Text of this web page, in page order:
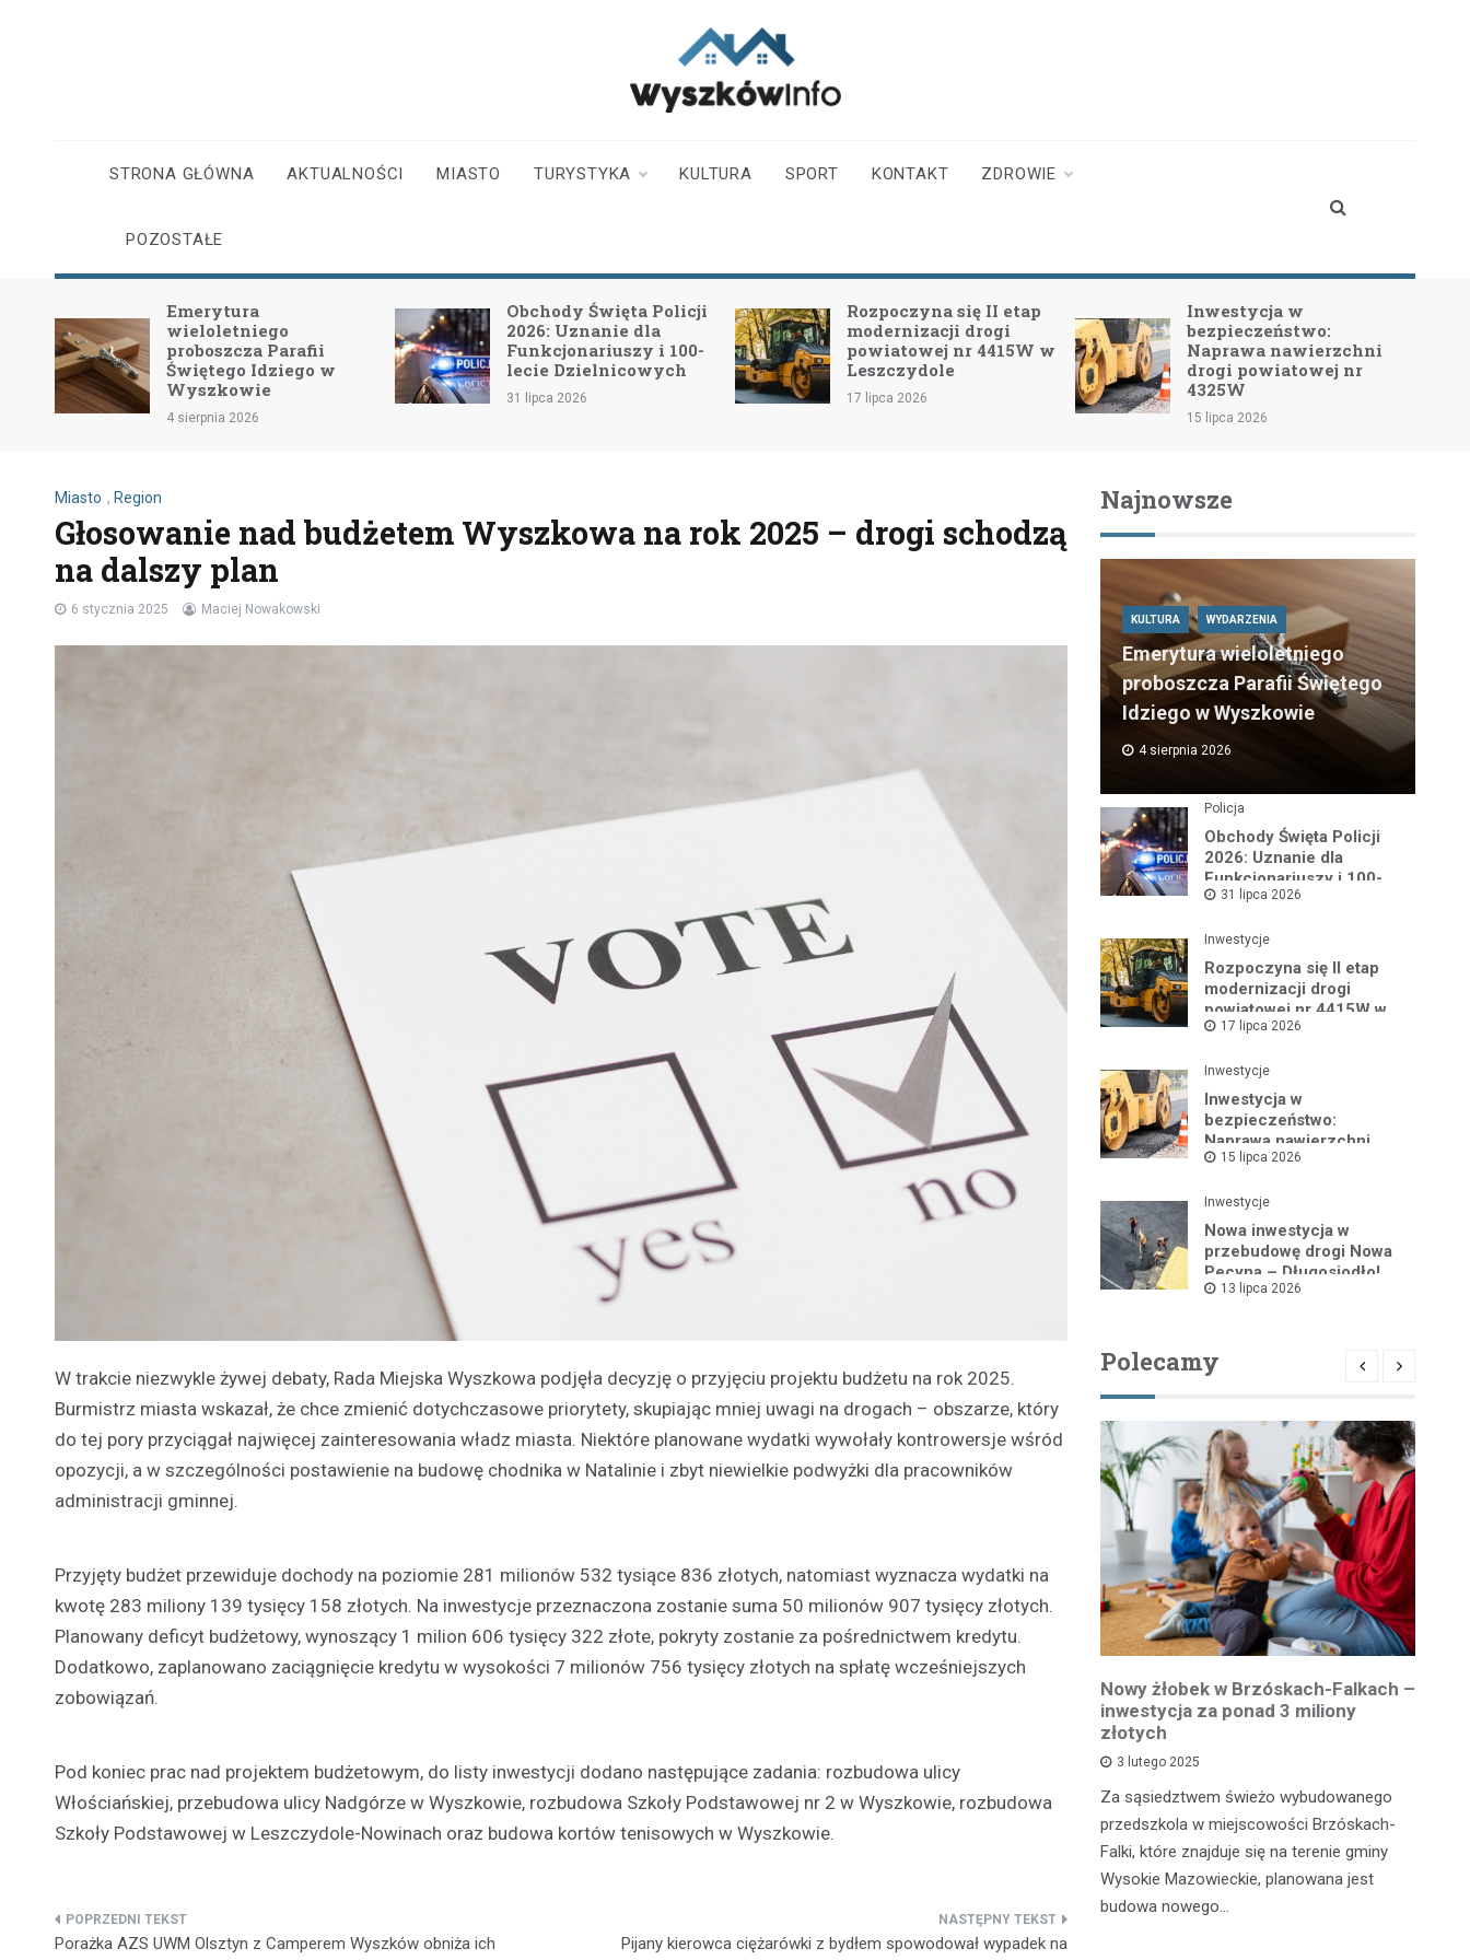
STRONA GŁÓWNA AKTUALNOŚCI MIASTO TURYSTYKA KULTURA SPORT KONTAKT ZDROWIE
POZOSTAŁE
Emerytura
wieloletniego
proboszcza Parafii
Świętego Idziego w
Wyszkowie
4 sierpnia 2026
Obchody Święta Policji
2026: Uznanie dla
Funkcjonariuszy i 100-
lecie Dzielnicowych
31 lipca 2026
Rozpoczyna się II etap
modernizacji drogi
powiatowej nr 4415W w
Leszczydole
17 lipca 2026
Inwestycja w
bezpieczeństwo:
Naprawa nawierzchni
drogi powiatowej nr
4325W
15 lipca 2026
Miasto , Region
Głosowanie nad budżetem Wyszkowa na rok 2025 – drogi schodzą
na dalszy plan
6 stycznia 2025 Maciej Nowakowski
W trakcie niezwykle żywej debaty, Rada Miejska Wyszkowa podjęła decyzję o przyjęciu projektu budżetu na rok 2025.
Burmistrz miasta wskazał, że chce zmienić dotychczasowe priorytety, skupiając mniej uwagi na drogach – obszarze, który
do tej pory przyciągał najwięcej zainteresowania władz miasta. Niektóre planowane wydatki wywołały kontrowersje wśród
opozycji, a w szczególności postawienie na budowę chodnika w Natalinie i zbyt niewielkie podwyżki dla pracowników
administracji gminnej.
Przyjęty budżet przewiduje dochody na poziomie 281 milionów 532 tysiące 836 złotych, natomiast wyznacza wydatki na
kwotę 283 miliony 139 tysięcy 158 złotych. Na inwestycje przeznaczona zostanie suma 50 milionów 907 tysięcy złotych.
Planowany deficyt budżetowy, wynoszący 1 milion 606 tysięcy 322 złote, pokryty zostanie za pośrednictwem kredytu.
Dodatkowo, zaplanowano zaciągnięcie kredytu w wysokości 7 milionów 756 tysięcy złotych na spłatę wcześniejszych
zobowiązań.
Pod koniec prac nad projektem budżetowym, do listy inwestycji dodano następujące zadania: rozbudowa ulicy
Włościańskiej, przebudowa ulicy Nadgórze w Wyszkowie, rozbudowa Szkoły Podstawowej nr 2 w Wyszkowie, rozbudowa
Szkoły Podstawowej w Leszczydole-Nowinach oraz budowa kortów tenisowych w Wyszkowie.
Nawigacja
Porażka AZS UWM Olsztyn z Camperem Wyszków obniża ich Pijany kierowca ciężarówki z bydłem spowodował wypadek na
Najnowsze
KULTURA WYDARZENIA
Emerytura wieloletniego
proboszcza Parafii Świętego
Idziego w Wyszkowie
4 sierpnia 2026
Policja
Obchody Święta Policji
2026: Uznanie dla
Funkcjonariuszy i 100-
lecie Dzielnicowych
31 lipca 2026
Inwestycje
Rozpoczyna się II etap
modernizacji drogi
powiatowej nr 4415W w
Leszczydole
17 lipca 2026
Inwestycje
Inwestycja w
bezpieczeństwo:
Naprawa nawierzchni
drogi powiatowej nr
15 lipca 2026
Inwestycje
Nowa inwestycja w
przebudowę drogi Nowa
Pecyna – Długosiodło!
13 lipca 2026
Polecamy
19 września 2024
Rozważana jest rozbudowa odcinka
powiatowej trasy nr 4415W, prowadzącej z
Nowy żłobek w Brzóskach-Falkach –
inwestycja za ponad 3 miliony
złotych
3 lutego 2025
Za sąsiedztwem świeżo wybudowanego
przedszkola w miejscowości Brzóskach-
Falki, które znajduje się na terenie gminy
Wysokie Mazowieckie, planowana jest
budowa nowego…